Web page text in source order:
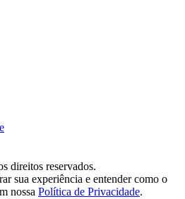
direitos reservados.
sua experiência e entender como o
nossa Política de Privacidade.